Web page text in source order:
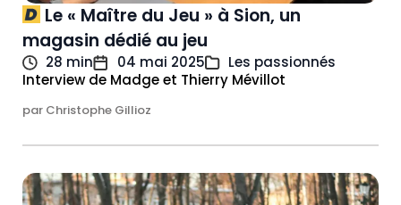
Le « Maître du Jeu » à Sion, un
magasin dédié au jeu
28 min 04 mai 2025
Les passionnés
Interview de Madge et Thierry Mévillot
par Christophe Gillioz